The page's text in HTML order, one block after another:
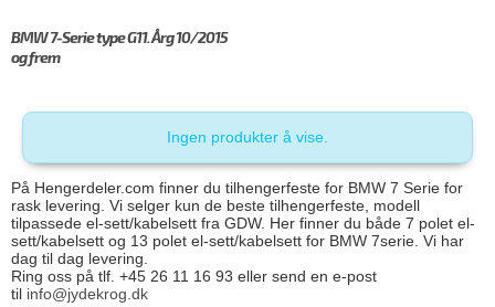
BMW 7-Serie type G11. Årg 10/2015
og frem
Ingen produkter å vise.
På Hengerdeler.com finner du tilhengerfeste for BMW 7 Serie for
rask levering. Vi selger kun de beste tilhengerfeste, modell
tilpassede el-sett/kabelsett fra GDW. Her finner du både 7 polet el-
sett/kabelsett og 13 polet el-sett/kabelsett for BMW 7serie. Vi har
dag til dag levering.
Ring oss på tlf. +45 26 11 16 93 eller send en e-post
til info@jydekrog.dk